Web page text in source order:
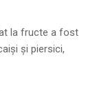
la fructe a fost
și piersici,